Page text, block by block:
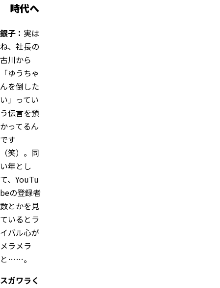
時代へ
銀子： 実は
ね、社長の
古川から
「ゆうちゃ
んを倒した
い」ってい
う伝言を預
かってるん
です
（笑）。同
い年とし
て、YouTu
beの登録者
数とかを見
ているとラ
イバル心が
メラメラ
と……。
スガワラく